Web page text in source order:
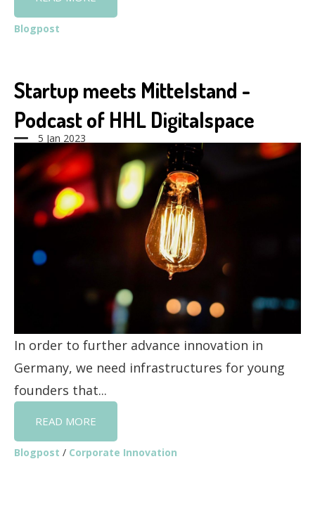
Blogpost
Startup meets Mittelstand -
Podcast of HHL Digitalspace
5 Jan 2023
In order to further advance innovation in
Germany, we need infrastructures for young
founders that...
READ MORE
Blogpost / Corporate Innovation